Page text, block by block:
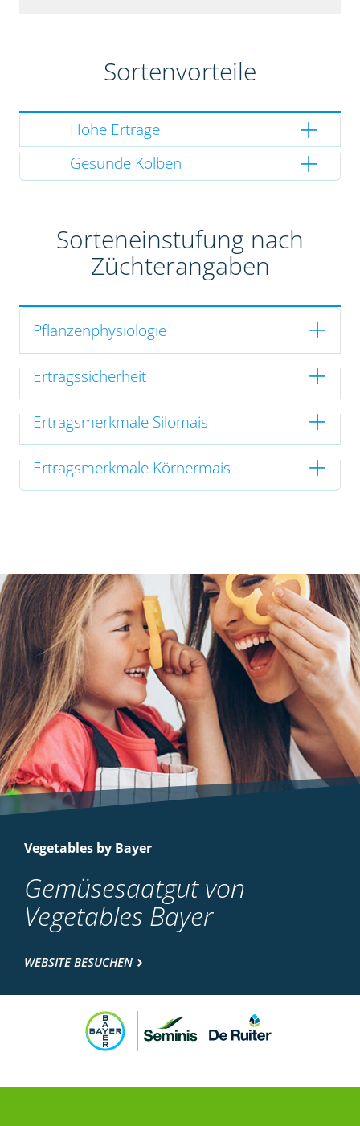
Sortenvorteile
Hohe Erträge
Gesunde Kolben
Sorteneinstufung nach
Züchterangaben
Pflanzenphysiologie
Ertragssicherheit
Ertragsmerkmale Silomais
Ertragsmerkmale Körnermais
Vegetables by Bayer
Gemüsesaatgut von
Vegetables Bayer
WEBSITE BESUCHEN